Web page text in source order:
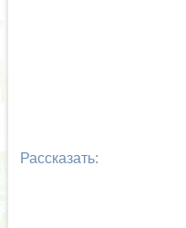
Рассказать: